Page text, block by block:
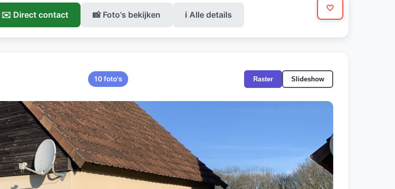
✉️ Direct contact 📸 Foto's bekijken ℹ️ Alle details
🤍
10 foto's Raster Slideshow